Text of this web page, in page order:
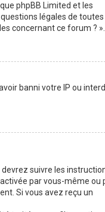
phpBB Limited et les
légales de toutes
concernant ce forum ? ».
banni votre IP ou
suivre les
par vous-même ou
Si vous avez reçu un